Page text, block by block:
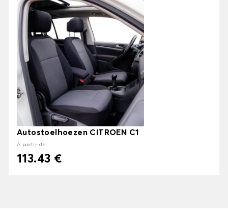
Autostoelhoezen CITROEN C1
À partir de
113.43 €